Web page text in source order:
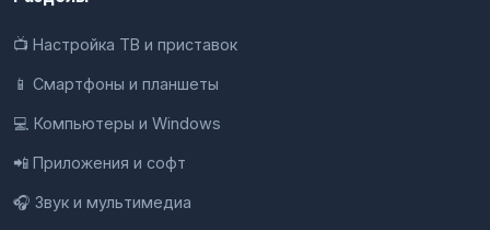
📺 Настройка ТВ и приставок
📱 Смартфоны и планшеты
💻 Компьютеры и Windows
📲 Приложения и софт
🎧 Звук и мультимедиа